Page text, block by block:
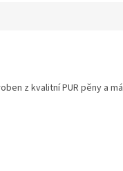
z kvalitní PUR pěny a má